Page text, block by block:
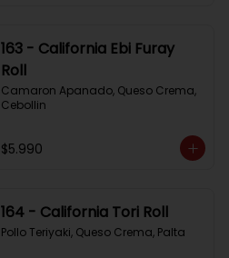
163 - California Ebi Furay
Roll
Camaron Apanado, Queso Crema,
Cebollin
$5.990
164 - California Tori Roll
Pollo Teriyaki, Queso Crema, Palta